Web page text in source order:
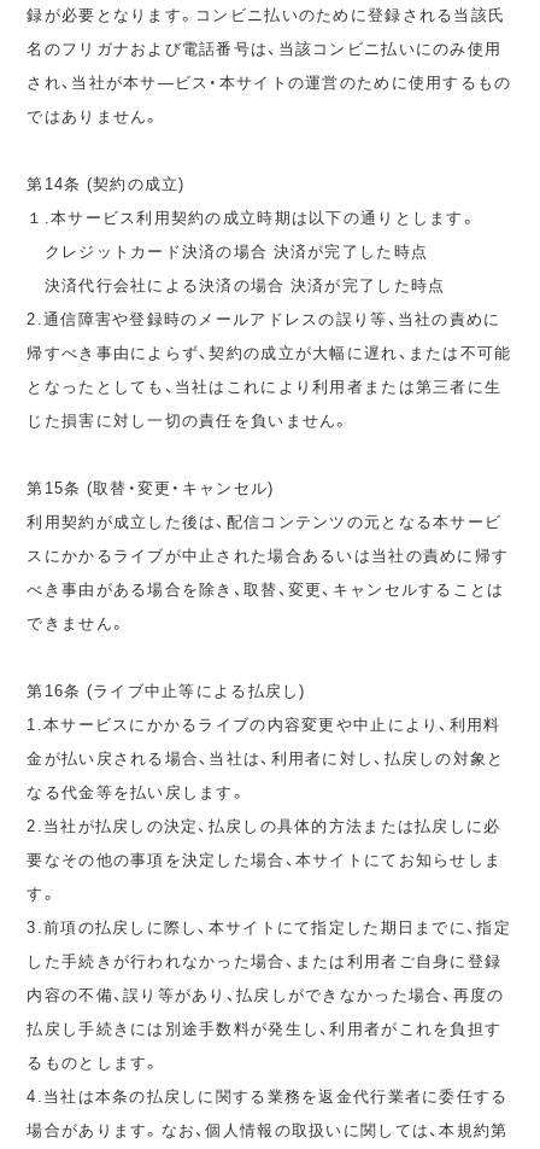
録が必要となります。コンビニ払いのために登録される当該氏
名のフリガナおよび電話番号は、当該コンビニ払いにのみ使用
され、当社が本サ―ビス・本サイトの運営のために使用するもの
ではありません。
第14条 (契約の成立)
１.本サービス利用契約の成立時期は以下の通りとします。
クレジットカード決済の場合 決済が完了した時点
決済代行会社による決済の場合 決済が完了した時点
2.通信障害や登録時のメールアドレスの誤り等、当社の責めに
帰すべき事由によらず、契約の成立が大幅に遅れ、または不可能
となったとしても、当社はこれにより利用者または第三者に生
じた損害に対し一切の責任を負いません。
第15条 (取替・変更・キャンセル)
利用契約が成立した後は、配信コンテンツの元となる本サービ
スにかかるライブが中止された場合あるいは当社の責めに帰す
べき事由がある場合を除き、取替、変更、キャンセルすることは
できません。
第16条 (ライブ中止等による払戻し)
1.本サービスにかかるライブの内容変更や中止により、利用料
金が払い戻される場合、当社は、利用者に対し、払戻しの対象と
なる代金等を払い戻します。
2.当社が払戻しの決定、払戻しの具体的方法または払戻しに必
要なその他の事項を決定した場合、本サイトにてお知らせしま
す。
3.前項の払戻しに際し、本サイトにて指定した期日までに、指定
した手続きが行われなかった場合、または利用者ご自身に登録
内容の不備、誤り等があり、払戻しができなかった場合、再度の
払戻し手続きには別途手数料が発生し、利用者がこれを負担す
るものとします。
4.当社は本条の払戻しに関する業務を返金代行業者に委任する
場合があります。なお、個人情報の取扱いに関しては、本規約第